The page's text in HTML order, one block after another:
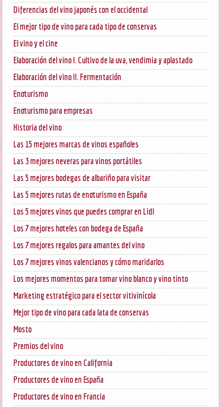
Diferencias del vino japonés con el occidental
El mejor tipo de vino para cada tipo de conservas
El vino y el cine
Elaboración del vino I. Cultivo de la uva, vendimia y aplastado
Elaboración del vino II. Fermentación
Enoturismo
Enoturismo para empresas
Historia del vino
Las 15 mejores marcas de vinos españoles
Las 3 mejores neveras para vinos portátiles
Las 5 mejores bodegas de albariño para visitar
Las 5 mejores rutas de enoturismo en España
Los 5 mejores vinos que puedes comprar en Lidl
Los 7 mejores hoteles con bodega de España
Los 7 mejores regalos para amantes del vino
Los 7 mejores vinos valencianos y cómo maridarlos
Los mejores momentos para tomar vino blanco y vino tinto
Marketing estratégico para el sector vitivinícola
Mejor tipo de vino para cada lata de conservas
Mosto
Premios del vino
Productores de vino en California
Productores de vino en España
Productores de vino en Francia